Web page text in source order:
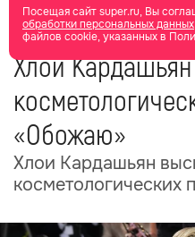
Посещая сайт super.ru, Вы
обработки персональных данных
файлов cookie, указанных в
главная новости о
22 июня 21:05
Хлои
«Обожаю»
Хлои Кардашьян